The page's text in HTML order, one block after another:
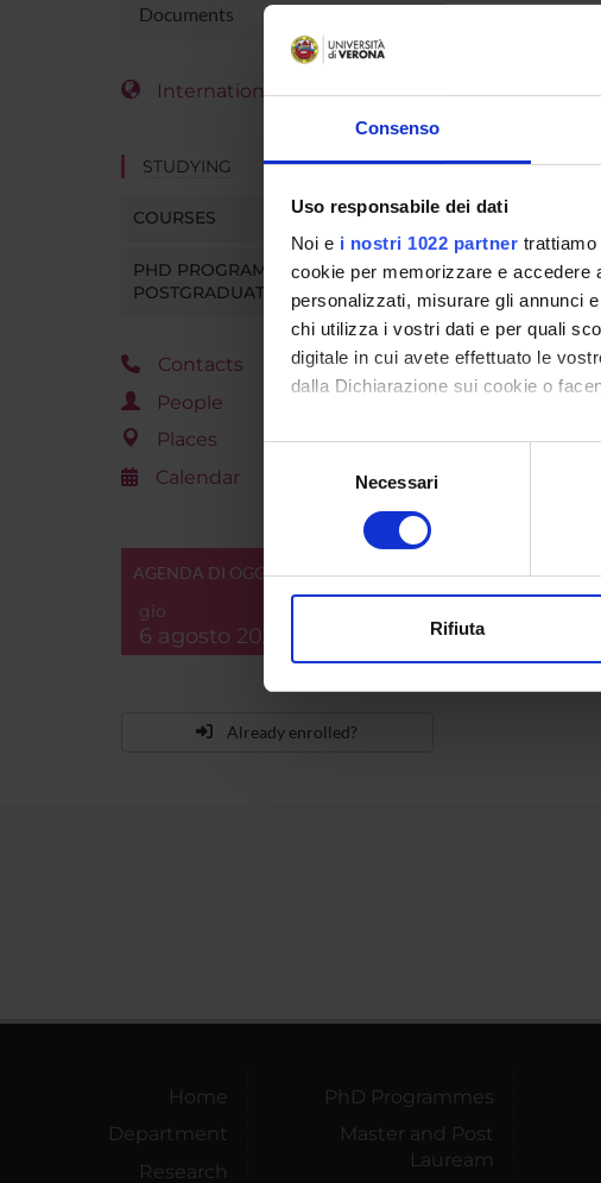
Consenso
Uso responsabile dei dati
Noi e i nostri 1022 partner
cookie per memorizzare e accedere
personalizzati, misurare gli annunci
chi utilizza i vostri dati e per quali
digitale in cui avete effettuato le
dalla Dichiarazione sui cookie o
Con il tuo consenso, vorremmo
raccogliere informazioni
digitali).
modificare o ritirare il tuo consenso
che hanno raccolto dal tuo utilizzo
Necessari
Rifiuta
Documents
International Students
STUDYING
COURSES
PHD PROGRAMMES AND
POSTGRADUATE TRAINING
Contacts
People
Places
Calendar
AGENDA DI OGGI
gio
6 agosto 2026
Already enrolled?
Home
Department
Research
PhD Programmes
Master and Post
Lauream